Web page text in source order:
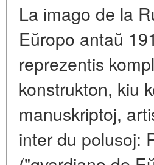
La imago de la
Eŭropo antaŭ
reprezentis
konstrukton, kiu
manuskriptoj,
inter du polusoj: